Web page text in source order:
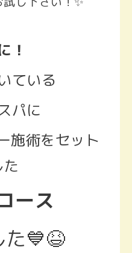
！
ている
パに
施術をセット
ース
た💙😆